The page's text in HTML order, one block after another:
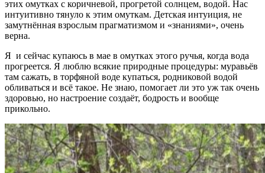
этих омутках с коричневой, прогретой солнцем, водой. Нас
интуитивно тянуло к этим омуткам. Детская интуиция, не
замутнённая взрослым прагматизмом и «знаниями», очень
верна.
Я и сейчас купаюсь в мае в омутках этого ручья, когда вода
прогреется. Я люблю всякие природные процедуры: муравьёв
там сажать, в торфяной воде купаться, родниковой водой
обливаться и всё такое. Не знаю, помогает ли это уж так очень
здоровью, но настроение создаёт, бодрость и вообще
прикольно.